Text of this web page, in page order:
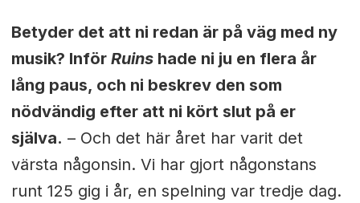
Betyder det att ni redan är på väg med ny
musik? Inför Ruinshade ni ju en flera år
lång paus, och ni beskrev den som
nödvändig efter att ni kört slut på er
själva. –Och det här året har varit det
värsta någonsin. Vi har gjort någonstans
runt 125 gig i år, en spelning var tredje dag.